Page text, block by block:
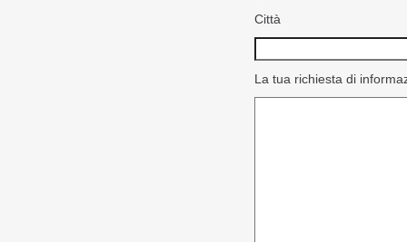
Città
La tua richiesta di